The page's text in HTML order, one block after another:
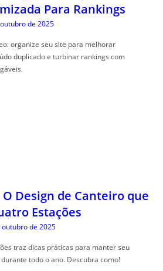
Para Rankings
de 2025
organize seu site para melhorar
duplicado e turbinar rankings com
Design de Canteiro que
Estações
outubro de 2025
traz dicas práticas para manter seu
todo o ano. Descubra como!